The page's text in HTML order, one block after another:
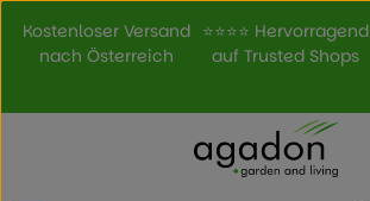
Zum Hauptinhalt springen
Kostenloser Versand
nach Österreich
⭐⭐⭐⭐ Hervorragend
auf Trusted Shops